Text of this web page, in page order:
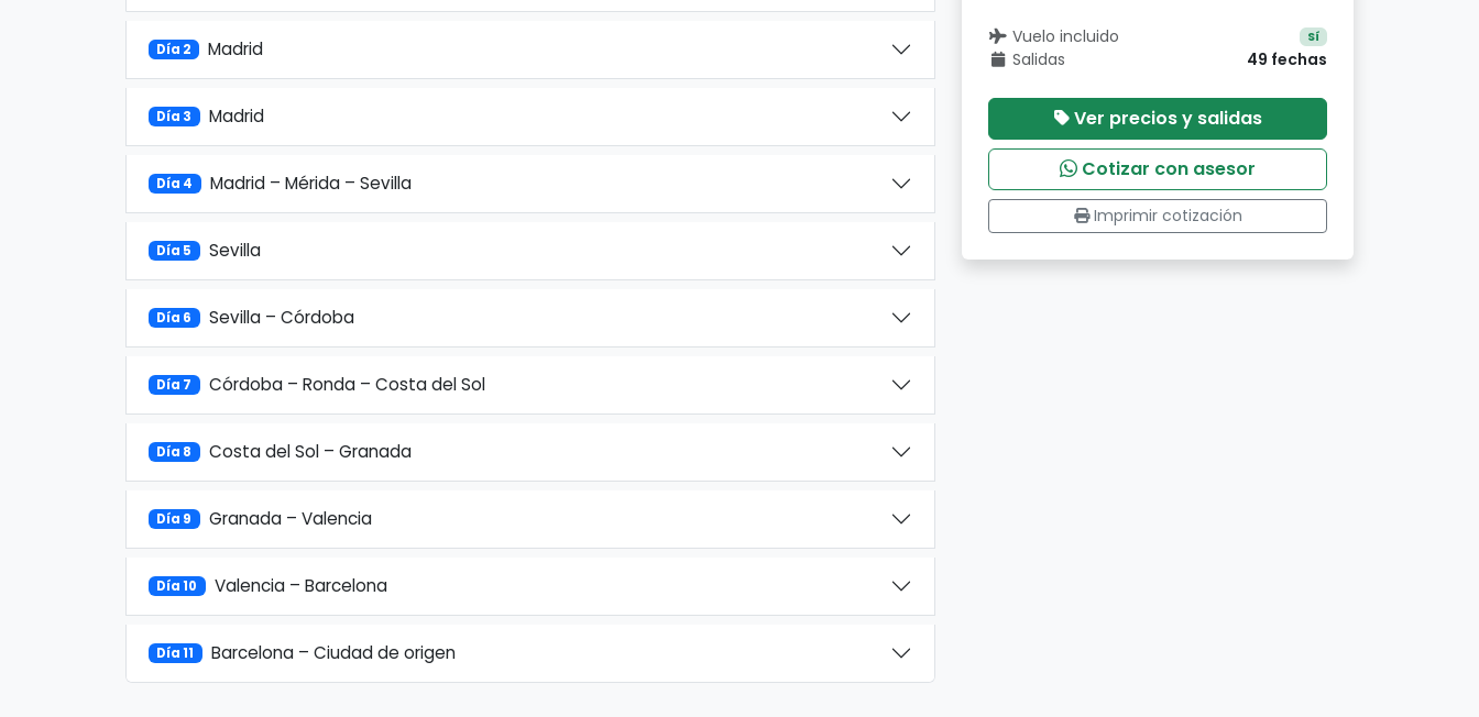
Día 2 Madrid
Día 3 Madrid
Día 4 Madrid – Mérida – Sevilla
Día 5 Sevilla
Día 6 Sevilla – Córdoba
Día 7 Córdoba – Ronda – Costa del Sol
Día 8 Costa del Sol – Granada
Día 9 Granada – Valencia
Día 10 Valencia – Barcelona
Día 11 Barcelona – Ciudad de origen
Vuelo incluido Sí
Salidas 49 fechas
Ver precios y salidas
Cotizar con asesor
Imprimir cotización